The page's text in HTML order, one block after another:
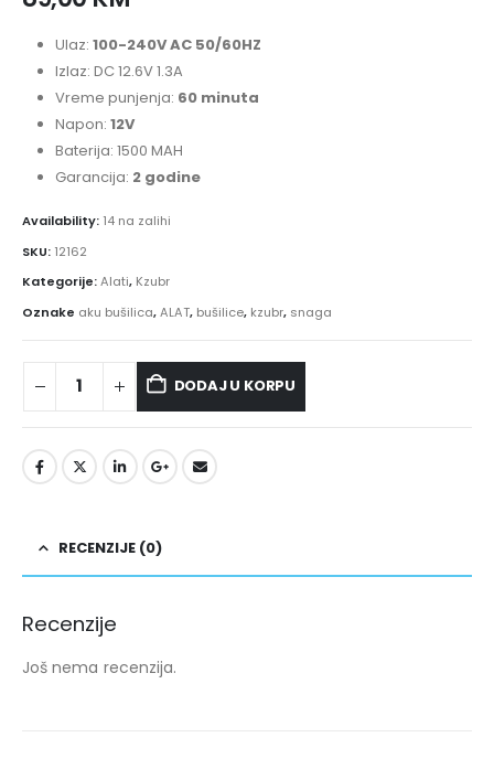
Ulaz: 100-240V AC 50/60HZ
Izlaz: DC 12.6V 1.3A
Vreme punjenja: 60 ​​minuta
Napon: 12V
Baterija: 1500 MAH
Garancija: 2 godine
Availability: 14 na zalihi
SKU: 12162
Kategorije:Alati, Kzubr
Oznake aku bušilica,ALAT, bušilice, kzubr, snaga
DODAJ U KORPU
RECENZIJE (0)
Recenzije
Još nema recenzija.